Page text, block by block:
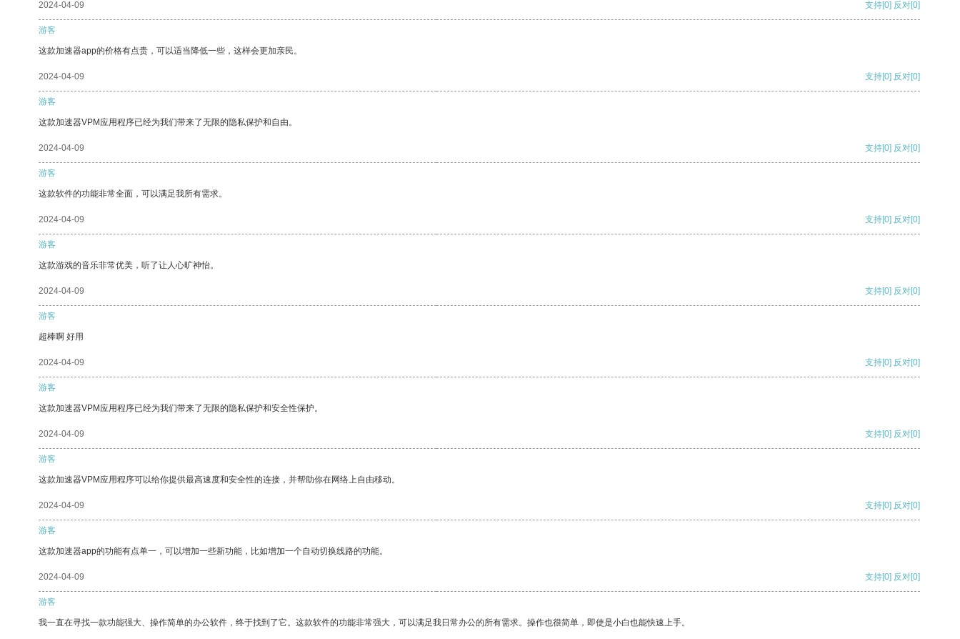
2024-04-09 支持[0] 反对[0]
游客
这款加速器app的价格有点贵，可以适当降低一些，这样会更加亲民。
2024-04-09 支持[0] 反对[0]
游客
这款加速器VPM应用程序已经为我们带来了无限的隐私保护和自由。
2024-04-09 支持[0] 反对[0]
游客
这款软件的功能非常全面，可以满足我所有需求。
2024-04-09 支持[0] 反对[0]
游客
这款游戏的音乐非常优美，听了让人心旷神怡。
2024-04-09 支持[0] 反对[0]
游客
超棒啊 好用
2024-04-09 支持[0] 反对[0]
游客
这款加速器VPM应用程序已经为我们带来了无限的隐私保护和安全性保护。
2024-04-09 支持[0] 反对[0]
游客
这款加速器VPM应用程序可以给你提供最高速度和安全性的连接，并帮助你在网络上自由移动。
2024-04-09 支持[0] 反对[0]
游客
这款加速器app的功能有点单一，可以增加一些新功能，比如增加一个自动切换线路的功能。
2024-04-09 支持[0] 反对[0]
游客
我一直在寻找一款功能强大、操作简单的办公软件，终于找到了它。这款软件的功能非常强大，可以满足我日常办公的所有需求。操作也很简单，即使是小白也能快速上手。